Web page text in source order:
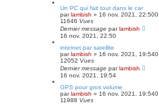
Un PC qui fait tout dans le car
parlambish » 16 nov. 2021, 22:500
11646 Vues
Dernier message parlambish
16 nov. 2021, 22:50
internet par satellite
parlambish » 16 nov. 2021, 19:540
12052 Vues
Dernier message parlambish
16 nov. 2021, 19:54
GPS pour gros volume
parlambish » 16 nov. 2021, 19:540
11988 Vues